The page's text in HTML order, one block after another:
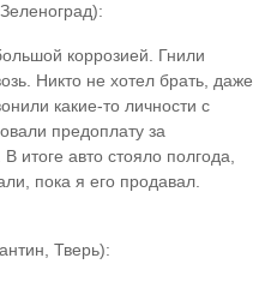
коррозией. Гнили
Никто не хотел брать, даже
какие-то личности с
предоплату за
В итоге авто стояло полгода,
пока я его продавал.
Тверь):